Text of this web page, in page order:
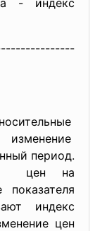
- индекс
изменение
период.
цен на
индекс
цен